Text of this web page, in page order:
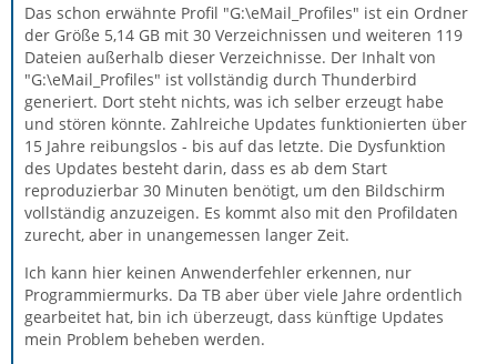
Das schon erwähnte Profil "G:\eMail_Profiles" ist ein Ordner
der Größe 5,14 GB mit 30 Verzeichnissen und weiteren 119
Dateien außerhalb dieser Verzeichnisse. Der Inhalt von
"G:\eMail_Profiles" ist vollständig durch Thunderbird
generiert. Dort steht nichts, was ich selber erzeugt habe
und stören könnte. Zahlreiche Updates funktionierten über
15 Jahre reibungslos - bis auf das letzte. Die Dysfunktion
des Updates besteht darin, dass es ab dem Start
reproduzierbar 30 Minuten benötigt, um den Bildschirm
vollständig anzuzeigen. Es kommt also mit den Profildaten
zurecht, aber in unangemessen langer Zeit.
Ich kann hier keinen Anwenderfehler erkennen, nur
Programmiermurks. Da TB aber über viele Jahre ordentlich
gearbeitet hat, bin ich überzeugt, dass künftige Updates
mein Problem beheben werden.